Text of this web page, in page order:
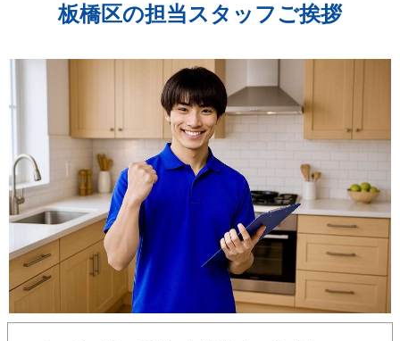
板橋区の担当スタッフご挨拶